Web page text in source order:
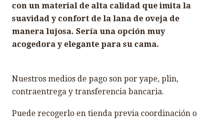
con un material de alta calidad que imita la
suavidad y confort de la lana de oveja de
manera lujosa. Sería una opción muy
acogedora y elegante para su cama.
Nuestros medios de pago son por yape, plin,
contraentrega y transferencia bancaria.
Puede recogerlo en tienda previa coordinación o